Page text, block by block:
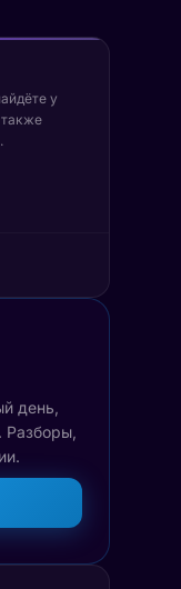
у
день,
Разборы,